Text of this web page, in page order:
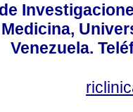
Venezuela.